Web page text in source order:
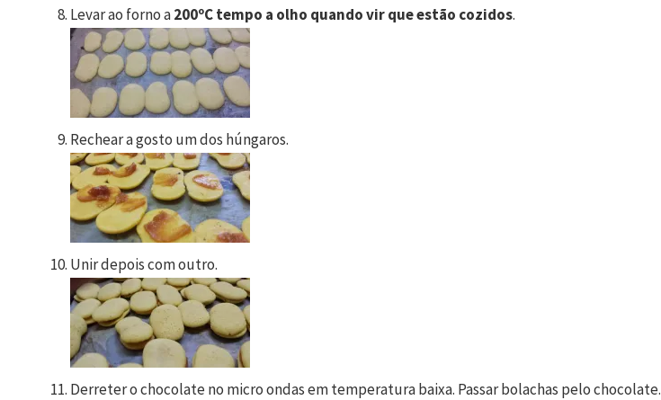
Levar ao forno a200ºC tempo a olho quando vir que estão cozidos.
Rechear a gosto um dos húngaros.
Unir depois com outro.
Derreter o chocolate no micro ondas em temperatura baixa. Passar bolachas pelo chocolate.